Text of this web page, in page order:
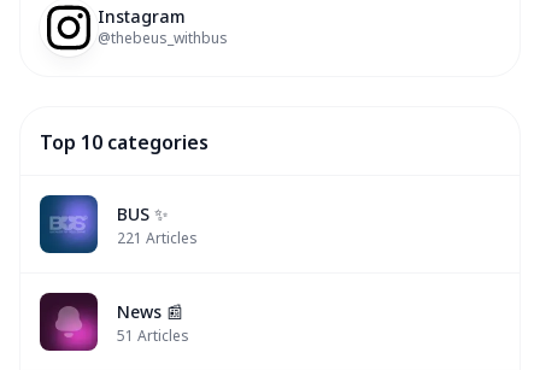
Instagram
@thebeus_withbus
Top 10 categories
BUS ✨
221 Articles
News 📰
51 Articles